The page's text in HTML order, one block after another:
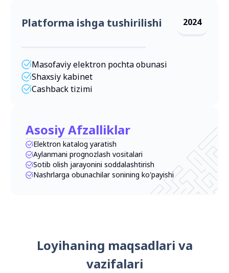
Platforma ishga tushirilishi 2024
Masofaviy elektron pochta obunasi
Shaxsiy kabinet
Cashback tizimi
Asosiy Afzalliklar
Elektron katalog yaratish
Aylanmani prognozlash vositalari
Sotib olish jarayonini soddalashtirish
Nashrlarga obunachilar sonining ko'payishi
Loyihaning maqsadlari va
vazifalari